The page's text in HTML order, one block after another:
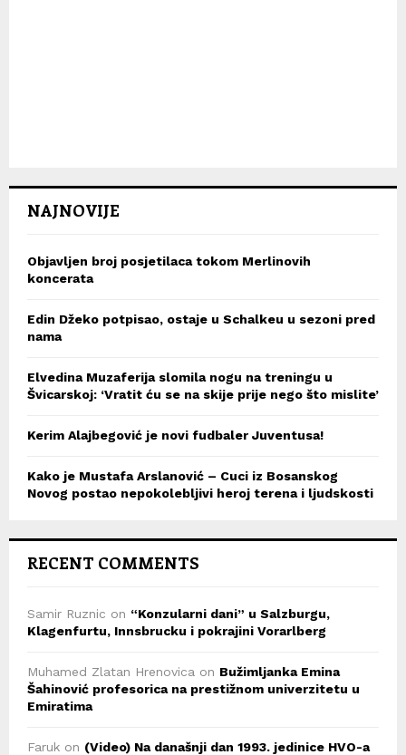
NAJNOVIJE
Objavljen broj posjetilaca tokom Merlinovih
koncerata
Edin Džeko potpisao, ostaje u Schalkeu u sezoni pred
nama
Elvedina Muzaferija slomila nogu na treningu u
Švicarskoj: ‘Vratit ću se na skije prije nego što mislite’
Kerim Alajbegović je novi fudbaler Juventusa!
Kako je Mustafa Arslanović – Cuci iz Bosanskog
Novog postao nepokolebljivi heroj terena i ljudskosti
RECENT COMMENTS
Samir Ruznic on “Konzularni dani” u Salzburgu,
Klagenfurtu, Innsbrucku i pokrajini Vorarlberg
Muhamed Zlatan Hrenovica on Bužimljanka Emina
Šahinović profesorica na prestižnom univerzitetu u
Emiratima
Faruk on (Video) Na današnji dan 1993. jedinice HVO-a